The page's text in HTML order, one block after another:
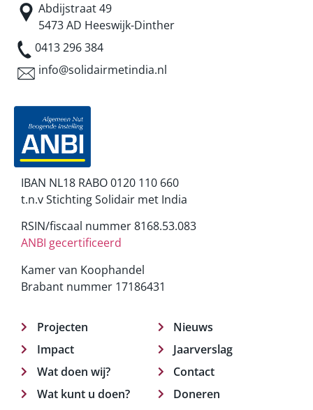
Abdijstraat 49
5473 AD Heeswijk-Dinther
0413 296 384
info@solidairmetindia.nl
IBAN NL18 RABO 0120 110 660
t.n.v Stichting Solidair met India
RSIN/fiscaal nummer 8168.53.083
ANBI gecertificeerd
Kamer van Koophandel
Brabant nummer 17186431
Projecten
Impact
Wat doen wij?
Wat kunt u doen?
Nieuws
Jaarverslag
Contact
Doneren